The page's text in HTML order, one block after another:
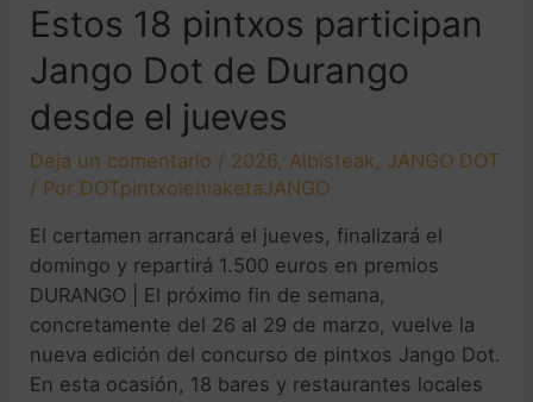
Estos 18 pintxos participan
Jango Dot de Durango
desde el jueves
Deja un comentario / 2026, Albisteak, JANGO DOT
/ Por DOTpintxolehiaketaJANGO
El certamen arrancará el jueves, finalizará el
domingo y repartirá 1.500 euros en premios
DURANGO | El próximo fin de semana,
concretamente del 26 al 29 de marzo, vuelve la
nueva edición del concurso de pintxos Jango Dot.
En esta ocasión, 18 bares y restaurantes locales